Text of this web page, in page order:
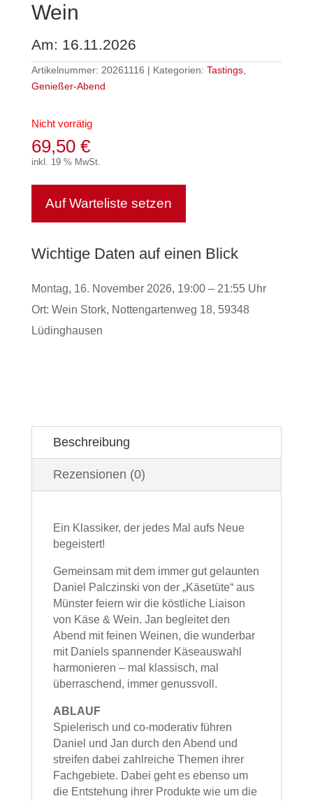
Wein
Am: 16.11.2026
Artikelnummer: 20261116 Kategorien: Tastings,
Genießer-Abend
Nicht vorrätig
69,50 €
inkl. 19 % MwSt.
Auf Warteliste setzen
Wichtige Daten auf einen Blick
Montag, 16. November 2026, 19:00 – 21:55 Uhr
Ort: Wein Stork, Nottengartenweg 18, 59348
Lüdinghausen
Beschreibung
Rezensionen (0)
Ein Klassiker, der jedes Mal aufs Neue
begeistert!
Gemeinsam mit dem immer gut gelaunten
Daniel Palczinski von der „Käsetüte“ aus
Münster feiern wir die köstliche Liaison
von Käse & Wein. Jan begleitet den
Abend mit feinen Weinen, die wunderbar
mit Daniels spannender Käseauswahl
harmonieren – mal klassisch, mal
überraschend, immer genussvoll.
ABLAUF
Spielerisch und co-moderativ führen
Daniel und Jan durch den Abend und
streifen dabei zahlreiche Themen ihrer
Fachgebiete. Dabei geht es ebenso um
die Entstehung ihrer Produkte wie um die